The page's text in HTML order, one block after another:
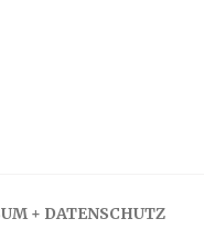
+ DATENSCHUTZ